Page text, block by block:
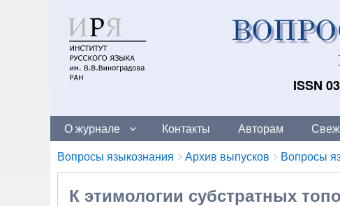
ISSN
О журнале Контакты Авторам
Breadcrumbs
You
are
here:
Вопросы языкознания Архив выпусков Вопросы
К этимологии субстратных